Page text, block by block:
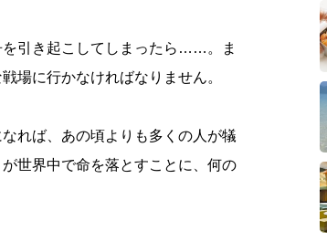
を引き起こしてしまったら……。ま
場に行かなければなりません。
れば、あの頃よりも多くの人が犠
世界中で命を落とすことに、何の